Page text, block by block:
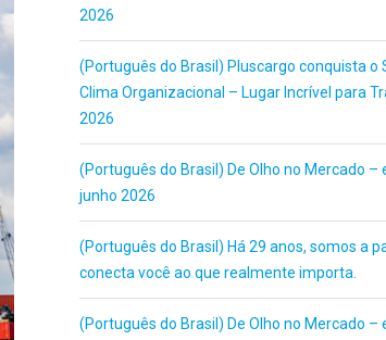
2026
(Português do Brasil) Pluscargo conquista o
Clima Organizacional – Lugar Incrível para
2026
(Português do Brasil) De Olho no Mercado –
junho 2026
(Português do Brasil) Há 29 anos, somos a
conecta você ao que realmente importa.
(Português do Brasil) De Olho no Mercado –